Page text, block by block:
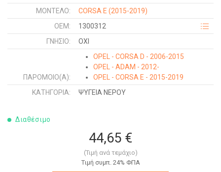
ΜΟΝΤΕΛΟ:
CORSA E (2015-2019)
OEM:
1300312
ΓΝΉΣΙΟ:
ΟΧΙ
ΠΑΡΌΜΟΙΟ(Α):
OPEL - CORSA D - 2006-2015
OPEL - ADAM - 2012-
OPEL - CORSA E - 2015-2019
ΚΑΤΗΓΟΡΊΑ:
ΨΥΓΕΙΑ ΝΕΡΟΥ
Διαθέσιμο
44,65 €
(Τιμή ανά τεμάχιο)
Tιμή συμπ. 24% ΦΠΑ